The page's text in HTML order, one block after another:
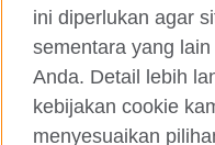
British Council global
Kerahasiaan dan
ini diperlukan agar
sementara yang
Anda. Detail lebih
kebijakan cookie
menyesuaikan